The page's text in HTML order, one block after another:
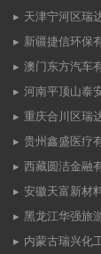
天津宁河区瑞
新疆捷信环保
澳门东方汽车
河南平顶山泰
重庆合川区瑞
贵州鑫盛医疗
西藏圆洁金融
安徽天富新材
黑龙江华强旅
内蒙古瑞兴化